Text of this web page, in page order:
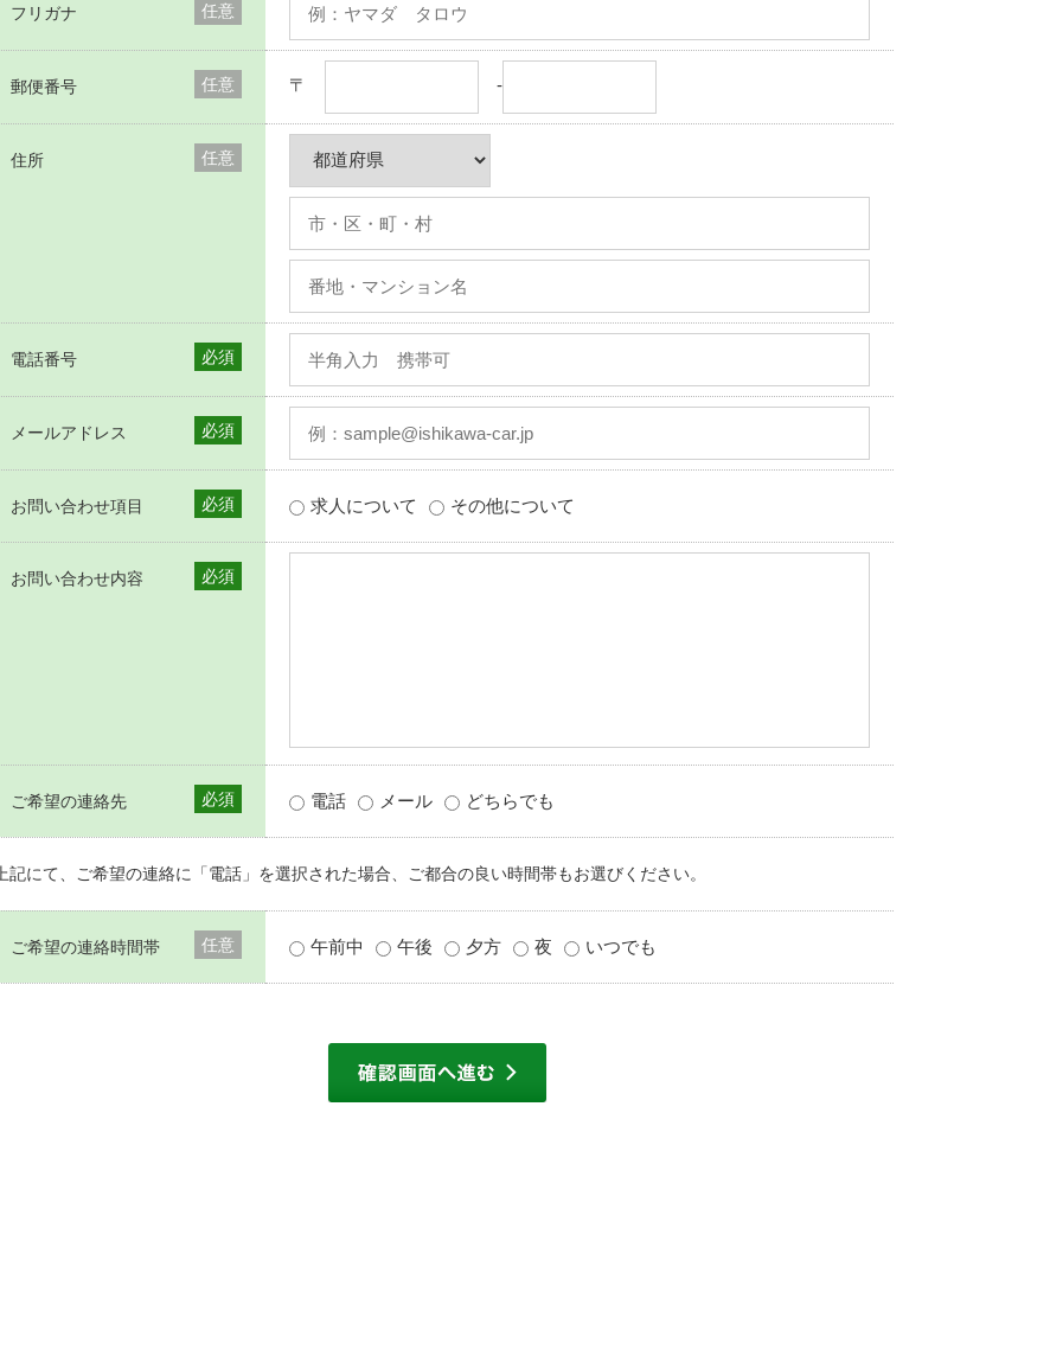
フリガナ 任意
郵便番号 任意 〒 -
住所 任意
電話番号 必須
メールアドレス 必須
お問い合わせ項目 必須 求人について その他について
お問い合わせ内容 必須
ご希望の連絡先 必須 電話 メール どちらでも
上記にて、ご希望の連絡に「電話」を選択された場合、ご都合の良い時間帯もお選びください。
ご希望の連絡時間帯 任意 午前中 午後 夕方 夜 いつでも